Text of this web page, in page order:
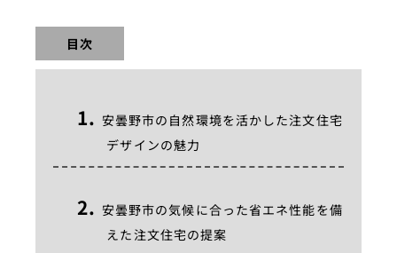
目次
安曇野市の自然環境を活かした注文住宅
デザインの魅力
安曇野市の気候に合った省エネ性能を備
えた注文住宅の提案